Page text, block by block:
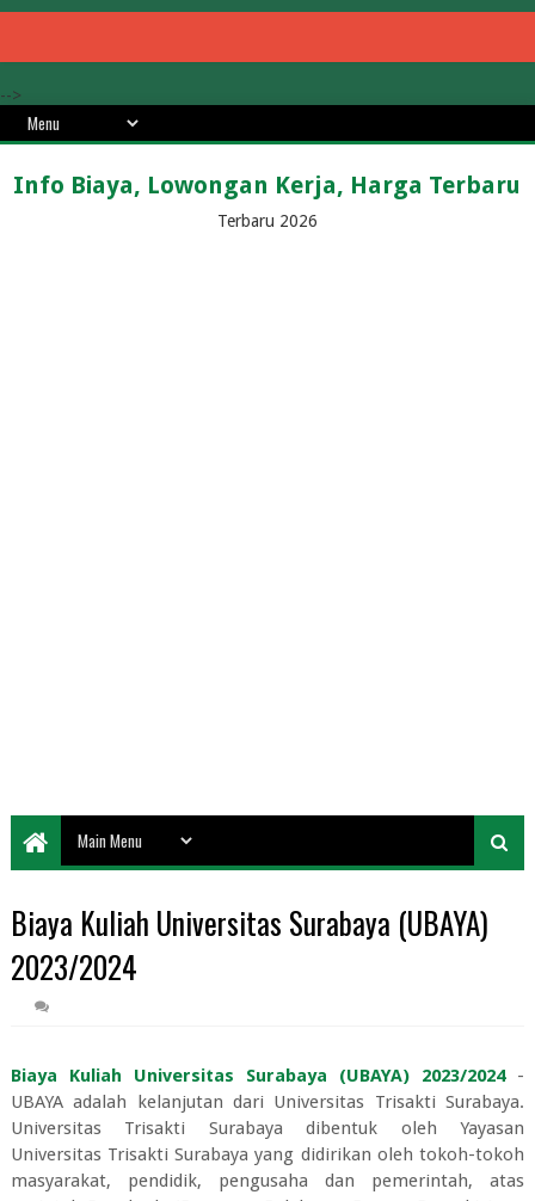
-->
Info Biaya, Lowongan Kerja, Harga Terbaru
Terbaru 2026
Biaya Kuliah Universitas Surabaya (UBAYA)
2023/2024
Biaya Kuliah Universitas Surabaya (UBAYA) 2023/2024-
UBAYA adalah kelanjutan dari Universitas Trisakti Surabaya.
Universitas Trisakti Surabaya dibentuk oleh Yayasan
Universitas Trisakti Surabaya yang didirikan oleh tokoh-tokoh
masyarakat, pendidik, pengusaha dan pemerintah, atas